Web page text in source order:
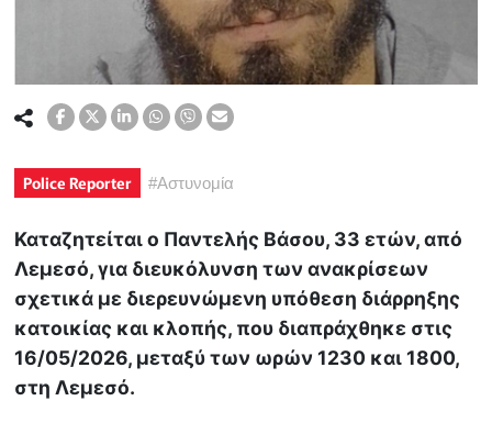
Police Reporter #Αστυνομία
Καταζητείται ο Παντελής Βάσου, 33 ετών, από
Λεμεσό, για διευκόλυνση των ανακρίσεων
σχετικά με διερευνώμενη υπόθεση διάρρηξης
κατοικίας και κλοπής, που διαπράχθηκε στις
16/05/2026, μεταξύ των ωρών 1230 και 1800,
στη Λεμεσό.